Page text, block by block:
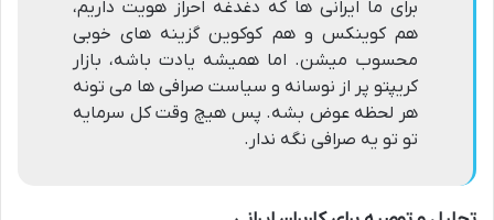
برای ما ایرانی ها که دغدغه احراز هویت داریم،
هم کوینکس و هم کوکوین گزینه های خوبی
محسوب میشن. اما همیشه یادت باشه، بازار
کریپتو پر از نوسانه و سیاست صرافی ها می تونه
هر لحظه عوض بشه. پس هیچ وقت کل سرمایه
تو تو یه صرافی نگه ندار.